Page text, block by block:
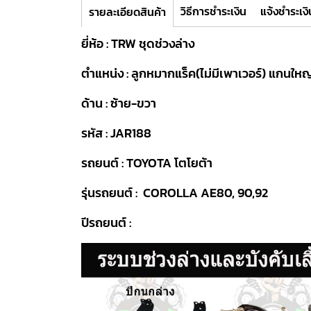
รายละเอียดสินค้า วิธีการชำระเงิน แจ้งชำระเ
ยี่ห้อ : TRW ชุดช่วงล่าง
ตำแหน่ง : ลูกหมากแร็ค(ไม่มีเพาเวอร์) แกนให
ด้าน : ซ้าย-ขวา
รหัส : JAR188
รถยนต์ : TOYOTA โตโยต้า
รุ่นรถยนต์ : COROLLA AE80, 90,92
ปีรถยนต์ :